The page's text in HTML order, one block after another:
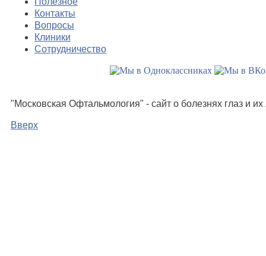
Контакты
Вопросы
Клиники
Сотрудничество
"Московская Офтальмология" - сайт о болезнях глаз и
Вверх